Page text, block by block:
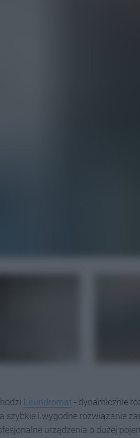
Laundromat - dynamicznie
szybkie i wygodne rozwiązanie
urządzenia o dużej